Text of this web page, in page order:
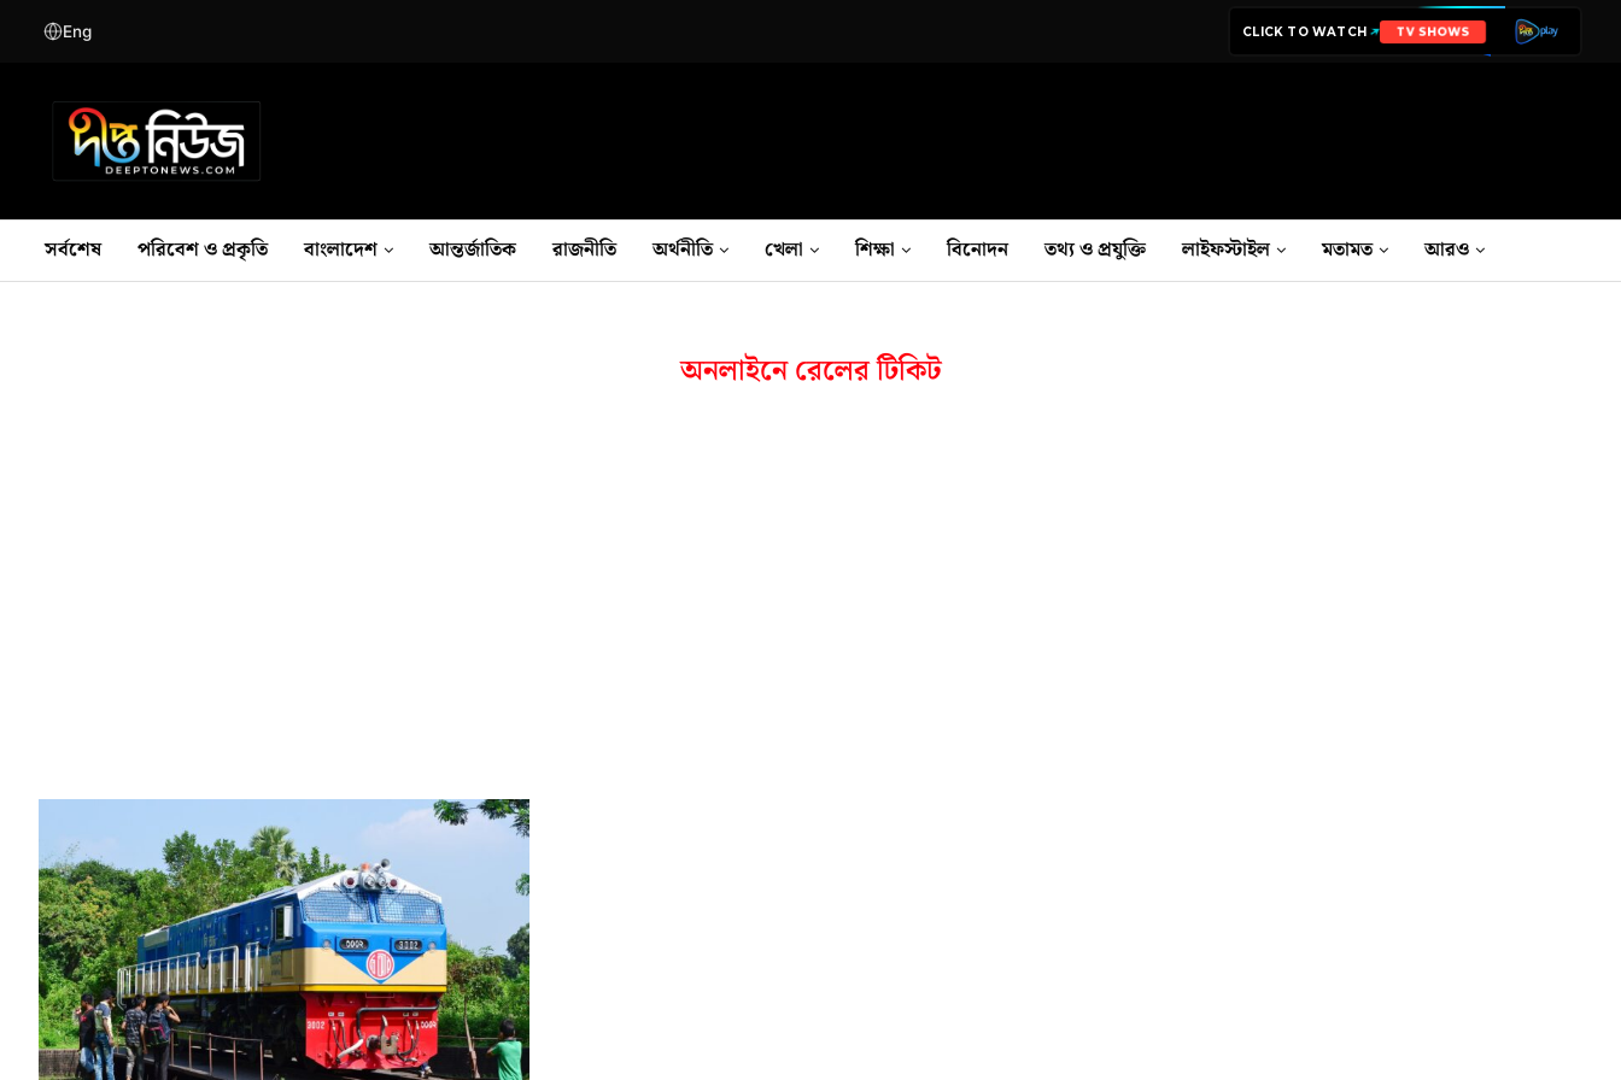
Eng CLICK TO WATCH TV SHOWS
সর্বশেষ পরিবেশ ও প্রকৃতি বাংলাদেশ আন্তর্জাতিক রাজনীতি অর্থনীতি খেলা শিক্ষা বিনোদন তথ‍্য ও প্রযুক্তি লাইফস্টাইল মতামত আরও
অনলাইনে রেলের টিকিট